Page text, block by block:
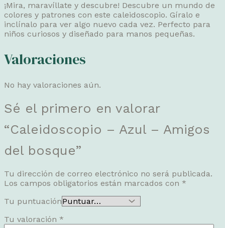
¡Mira, maravíllate y descubre! Descubre un mundo de
colores y patrones con este caleidoscopio. Gíralo e
inclínalo para ver algo nuevo cada vez. Perfecto para
niños curiosos y diseñado para manos pequeñas.
Valoraciones
No hay valoraciones aún.
Sé el primero en valorar
“Caleidoscopio – Azul – Amigos
del bosque”
Tu dirección de correo electrónico no será publicada.
Los campos obligatorios están marcados con *
Tu puntuación
Tu valoración *